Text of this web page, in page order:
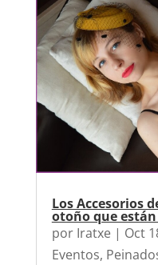
Los Accesorios
otoño que
por Iratxe| Oct
Eventos,